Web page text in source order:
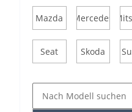
Mazda Mercedes
Seat Skoda